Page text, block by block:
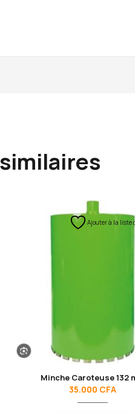
Ajouter à la liste
Minche Caroteuse 132
35.000 CFA